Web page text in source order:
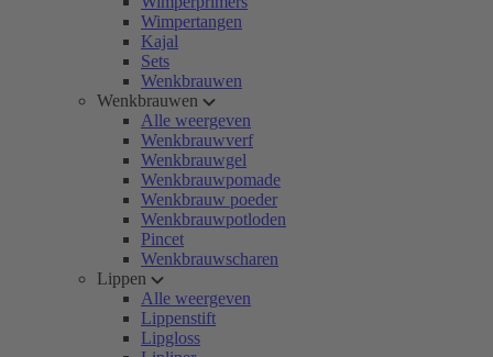
Wimpertangen
Kajal
Sets
Wenkbrauwen
Wenkbrauwen
Alle weergeven
Wenkbrauwverf
Wenkbrauwgel
Wenkbrauwpomade
Wenkbrauw poeder
Wenkbrauwpotloden
Pincet
Wenkbrauwscharen
Lippen
Alle weergeven
Lippenstift
Lipgloss